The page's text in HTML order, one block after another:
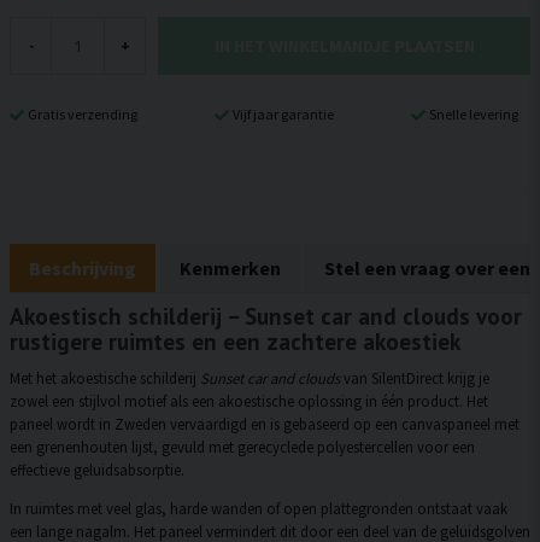
- +
Gratis verzending Vijf jaar garantie Snelle levering
Beschrijving Kenmerken Stel een vraag over een
Akoestisch schilderij – Sunset car and clouds voor
rustigere ruimtes en een zachtere akoestiek
Met het akoestische schilderij Sunset car and cloudsvan SilentDirect krijg je
zowel een stijlvol motief als een akoestische oplossing in één product. Het
paneel wordt in Zweden vervaardigd en is gebaseerd op een canvaspaneel met
een grenenhouten lijst, gevuld met gerecyclede polyestercellen voor een
effectieve geluidsabsorptie.
In ruimtes met veel glas, harde wanden of open plattegronden ontstaat vaak
een lange nagalm. Het paneel vermindert dit door een deel van de geluidsgolven